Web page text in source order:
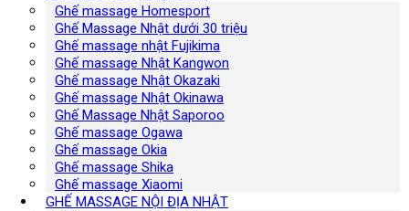
Ghế massage Homesport
Ghế Massage Nhật dưới 30 triệu
Ghế massage nhật Fujikima
Ghế massage Nhật Kangwon
Ghế massage Nhật Okazaki
Ghế massage Nhật Okinawa
Ghế Massage Nhật Saporoo
Ghế massage Ogawa
Ghế massage Okia
Ghế massage Shika
Ghế massage Xiaomi
GHẾ MASSAGE NỘI ĐỊA NHẬT